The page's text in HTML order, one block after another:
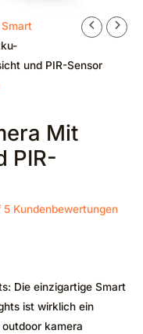
und PIR-Sensor
Mit
PIR-
5 Kundenbewertungen
Die einzigartige Smart
ist wirklich ein
kamera